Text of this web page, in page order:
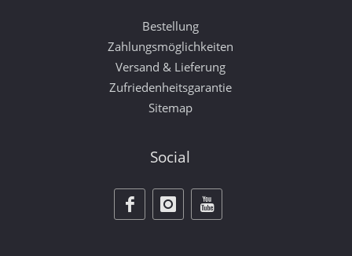
Bestellung
Zahlungsmöglichkeiten
Versand & Lieferung
Zufriedenheitsgarantie
Sitemap
Social